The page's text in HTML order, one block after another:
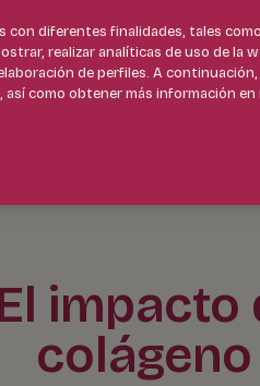
Método Movit
impacto
diferentes finalidades, tales
realizar analíticas de uso de la
de perfiles. A
como obtener más información